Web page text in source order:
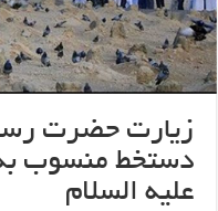
زیارت حضرت
دستخط منسوب
علیه السلام